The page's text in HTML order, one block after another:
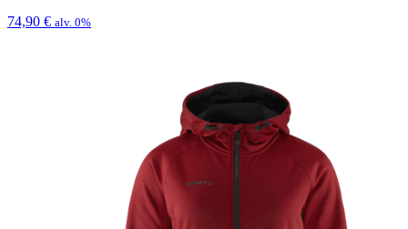
74,90 € alv. 0%